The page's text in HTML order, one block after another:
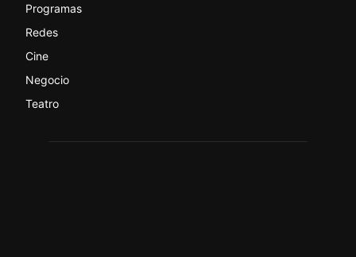
Programas
Redes
Cine
Negocio
Teatro